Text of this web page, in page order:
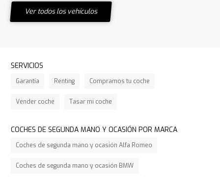
Ver todos los vehículos
SERVICIOS
Garantía Renting Compramos tu coche
Vender coche Tasar mi coche
COCHES DE SEGUNDA MANO Y OCASIÓN POR MARCA
Coches de segunda mano y ocasión Alfa Romeo
Coches de segunda mano y ocasión BMW